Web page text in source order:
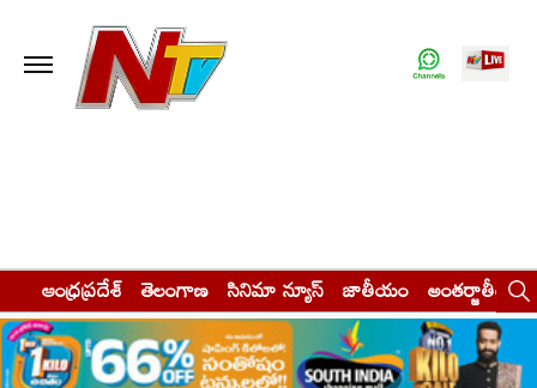
ఆంధ్రప్రదేశ్ తెలంగాణ సినిమా న్యూస్ జాతీయం అంతర్జాతీయం